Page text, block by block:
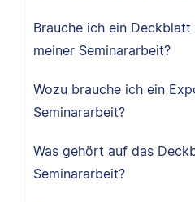
Brauche ich ein
meiner Seminararbeit?
Wozu brauche ich ein
Seminararbeit?
Was gehört auf das
Seminararbeit?